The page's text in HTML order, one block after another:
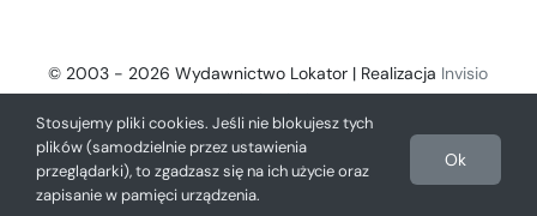
© 2003 - 2026 Wydawnictwo Lokator | Realizacja Invisio
- Digital Solutions
Stosujemy pliki cookies. Jeśli nie blokujesz tych
plików (samodzielnie przez ustawienia
przeglądarki), to zgadzasz się na ich użycie oraz
zapisanie w pamięci urządzenia.
Ok